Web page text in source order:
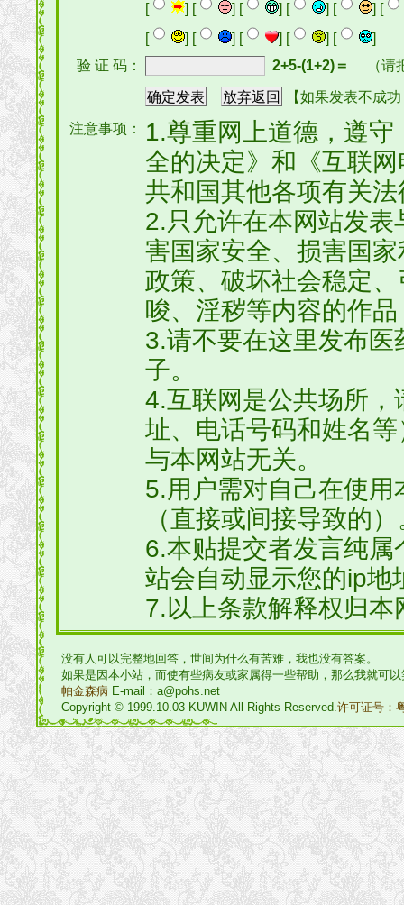
[
] [ ] [ ] [ ] [
] [
[
] [ ] [ ] [ ] [
]
验 证 码：
2+5-(1+2)＝ （
【如果发表不成
注意事项：
1.尊重网上道德，遵
全的决定》和《互联
共和国其他各项有关
2.只允许在本网站发
害国家安全、损害国
政策、破坏社会稳定
唆、淫秽等内容的作品
3.请不要在这里发布
子。
4.互联网是公共场所
址、电话号码和姓名
与本网站无关。
5.用户需对自己在使
（直接或间接导致的
6.本贴提交者发言纯
站会自动显示您的ip地
7.以上条款解释权归本
没有人可以完整地回答，世间为什么有苦难，我也没有答案。
如果是因本小站，而使有些病友或家属得一些帮助，那么我就可
帕金森病 E-mail：a@pohs.net
Copyright © 1999.10.03 KUWIN All Rights Reserved.许可证号：